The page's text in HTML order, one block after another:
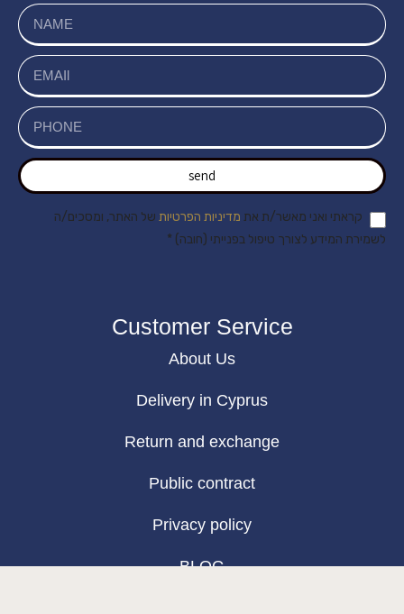
send
קראתי ואני מאשר/ת את מדיניות הפרטיות של האתר, ומסכים/ה
לשמירת המידע לצורך טיפול בפנייתי (חובה) *
Customer Service
About Us
Delivery in Cyprus
Return and exchange
Public contract
Privacy policy
BLOG